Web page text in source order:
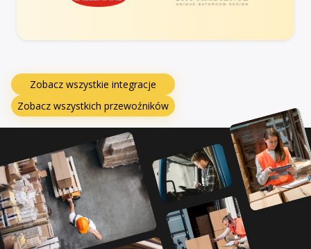
Zobacz wszystkie integracje
Zobacz wszystkich przewoźników